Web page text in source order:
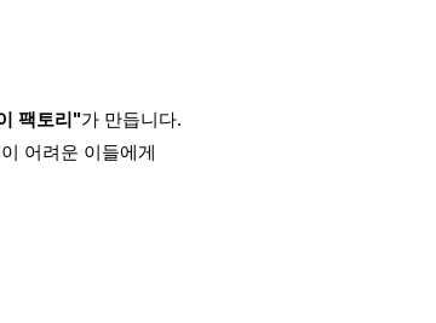
팩토리"가 만듭니다.
어려운 이들에게